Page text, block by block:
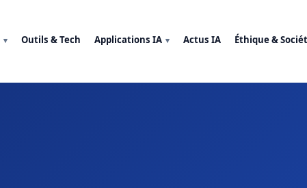
Outils & Tech Applications IA Actus IA Éthique &